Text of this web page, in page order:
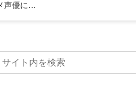
【必見】アニメ声優になる方法！初心者向けの具体的なステップと成功のコツ